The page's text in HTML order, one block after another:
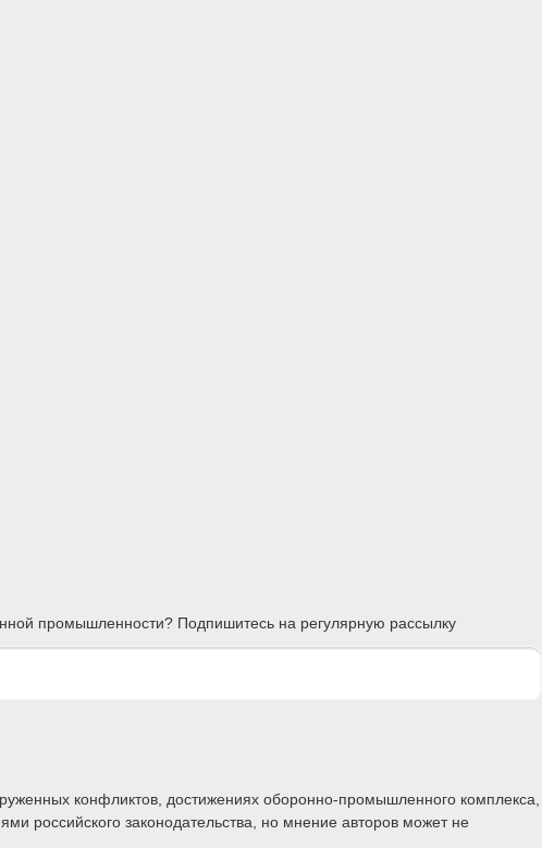
промышленности? Подпишитесь на регулярную рассылку
конфликтов, достижениях оборонно-промышленного комплекса,
российского законодательства, но мнение авторов может не